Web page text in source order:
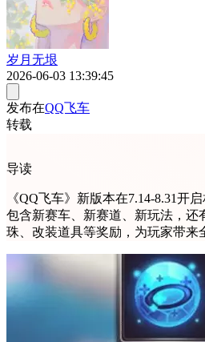
岁月无垠
2026-06-03 13:39:45
发布在QQ飞车
转载
导读
《QQ飞车》新版本在7.14-8.31开
包含新赛车、新赛道、新玩法，还
珠、改装道具等奖励，为玩家带来